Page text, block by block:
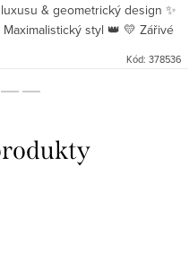
luxusu & geometrický design ✨
Maximalistický styl 👑 💛 Zářivé
Kód: 378536